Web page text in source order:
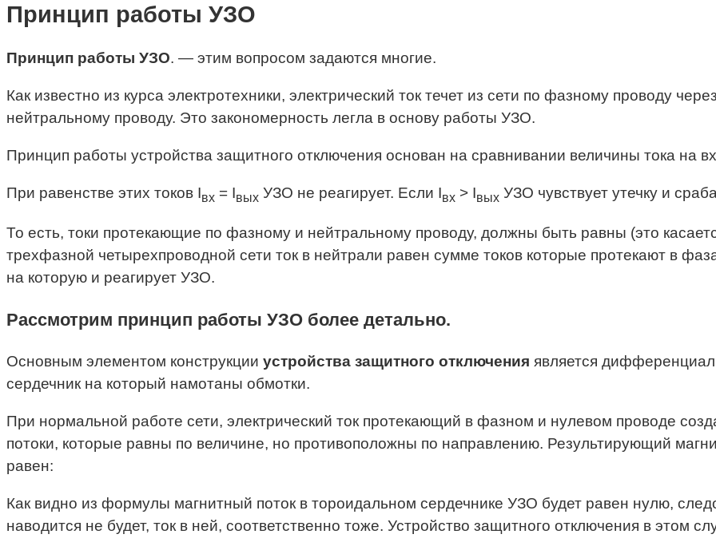
Принцип работы УЗО
Принцип работы УЗО. — этим вопросом задаются многие.
Как известно из курса электротехники, электрический ток течет из сети по фазному проводу
нейтральному проводу. Это закономерность легла в основу работы УЗО.
Принцип работы устройства защитного отключения основан на сравнивании величины тока на
При равенстве этих токов Iвх = Iвых УЗО не реагирует. Если Iвх > Iвых УЗО чувствует утечку и
То есть, токи протекающие по фазному и нейтральному проводу, должны быть равны (это
трехфазной четырехпроводной сети ток в нейтрали равен сумме токов которые протекают в
на которую и реагирует УЗО.
Рассмотрим принцип работы УЗО более детально.
Основным элементом конструкции устройства защитного отключения является
сердечник на который намотаны обмотки.
При нормальной работе сети, электрический ток протекающий в фазном и нулевом проводе
потоки, которые равны по величине, но противоположны по направлению. Результирующий
равен:
Как видно из формулы магнитный поток в тороидальном сердечнике УЗО будет равен нулю,
наводится не будет, ток в ней, соответственно тоже. Устройство защитного отключения в этом